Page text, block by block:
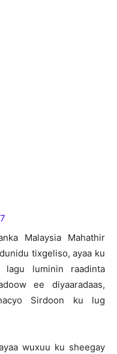
Malaysia Mahathir
tixgeliso, ayaa ku
luminin raadinta
ee diyaaradaas,
Sirdoon ku lug
wuxuu ku sheegay